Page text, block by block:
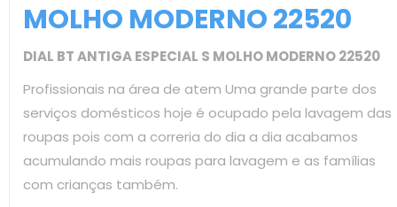
MOLHO MODERNO 22520
DIAL BT ANTIGA ESPECIAL S MOLHO MODERNO 22520
Profissionais na área de atem Uma grande parte dos
serviços domésticos hoje é ocupado pela lavagem das
roupas pois com a correria do dia a dia acabamos
acumulando mais roupas para lavagem e as famílias
com crianças também.